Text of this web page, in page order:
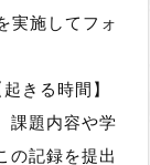
実施してフォ
きる時間】
課題内容や学
の記録を提出